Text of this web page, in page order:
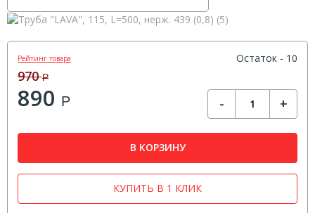
Рейтинг товара Остаток - 10
970Р
890 Р - +
В КОРЗИНУ
КУПИТЬ В 1 КЛИК